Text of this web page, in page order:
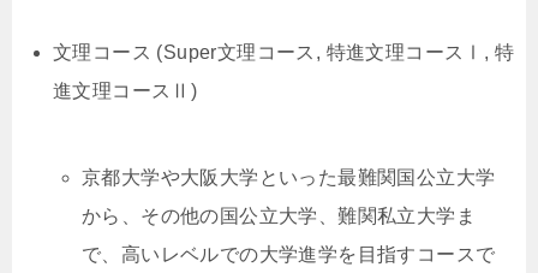
文理コース (Super文理コース, 特進文理コースⅠ, 特
進文理コースⅡ)
京都大学や大阪大学といった最難関国公立大学
から、その他の国公立大学、難関私立大学ま
で、高いレベルでの大学進学を目指すコースで